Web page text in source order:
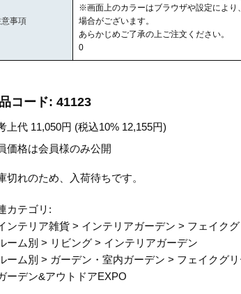
事項
※画面上のカラーはブラウザや設定により
場合がございます。
あらかじめご了承の上ご注文ください。
0
コード: 41123
上代 11,050円 (税込10% 12,155円)
価格は会員様のみ公開
切れのため、入荷待ちです。
カテゴリ:
ンテリア雑貨 > インテリアガーデン > フェイク
ーム別 > リビング > インテリアガーデン
ーム別 > ガーデン・室内ガーデン > フェイクグ
ーデン&アウトドアEXPO